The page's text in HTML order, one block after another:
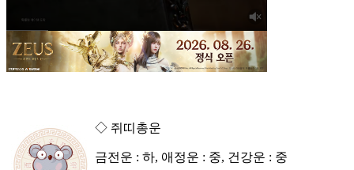
◇ 쥐띠총운
금전운 : 하, 애정운 : 중, 건강운 : 중